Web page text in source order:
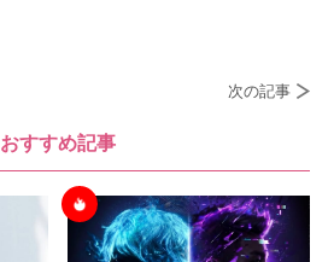
次の記事
おすすめ記事